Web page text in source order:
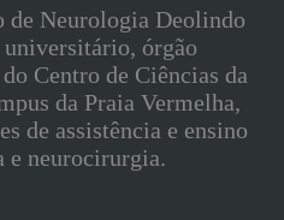
de Neurologia Deolindo
órgão
Centro de Ciências da
da Praia Vermelha,
de assistência e ensino
e neurocirurgia.